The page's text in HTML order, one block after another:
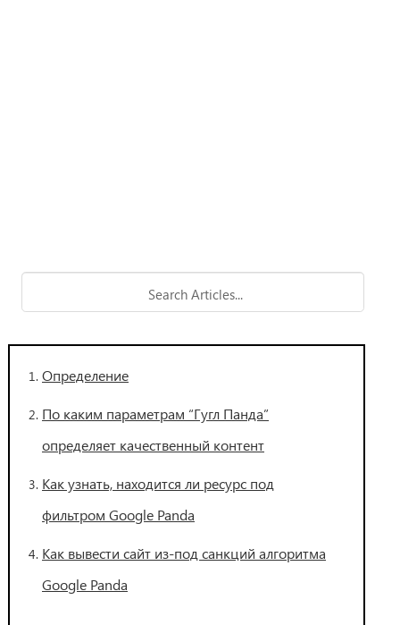
Определение
По каким параметрам “Гугл Панда”
определяет качественный контент
Как узнать, находится ли ресурс под
фильтром Google Panda
Как вывести сайт из-под санкций алгоритма
Google Panda